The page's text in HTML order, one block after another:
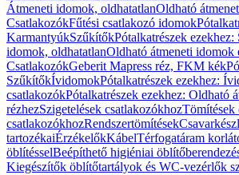
Átmeneti idomok, oldhatatlanOldható
CsatlakozókFűtési csatlakozó idomok
KarmantyúkSzűkítőkPótalkatrészek
idomok, oldhatatlanOldható átmeneti idomok
CsatlakozókGeberit Mapress réz, FKM kék
SzűkítőkÍvidomokPótalkatrészek ezekhez:
csatlakozókPótalkatrészek ezekhez: Oldható
rézhezSzigetelések csatlakozókhozTömítések
csatlakozókhozRendszertömítések
tartozékaiÉrzékelőkKábelTérfogatáram
öblítésselBeépíthető higiéniai
Kiegészítők öblítőtartályok és WC-vezérlők